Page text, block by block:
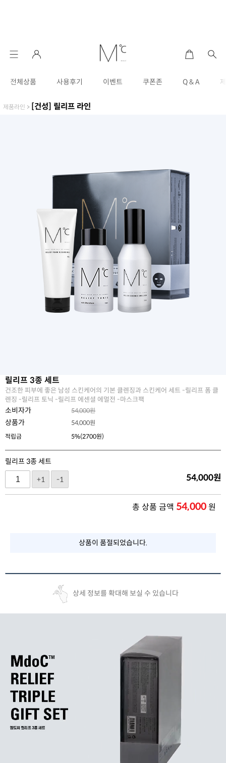
전체상품 사용후기 이벤트 쿠폰존 Q & A
제품라인 > [건성] 릴리프 라인
릴리프 3종 세트
건조한 피부에 좋은 남성 스킨케어의 기본 클렌징과 스킨케어 세트 -릴리프 폼 클
렌징 -릴리프 토닉 -릴리프 에센셜 에멀전 -마스크팩
소비자가 54,000원
상품가 54,000원
적립금
5%(2700원)
릴리프 3종 세트
+1
-1 54,000원
총 상품 금액 54,000원
상품이 품절되었습니다.
상세 정보를 확대해 보실 수 있습니다